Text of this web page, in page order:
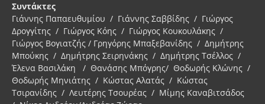
Συντάκτες
Γιάννης Παπαευθυμίου / Γιάννης Σαββίδης / Γιώργος
Δρογγίτης / Γιώργος Κόης / Γιώργος Κουκουλάκης /
Γιώργος Βογιατζής / Γρηγόρης Μπαξεβανίδης / Δημήτρης
Μπούκης / Δημήτρης Σειρηνάκης / Δημήτρης Τσέλλος /
Έλενα Βασιλάκη / Θανάσης Μπόγρης/ Θοδωρής Κλώνης /
Θοδωρής Μηνιάτης / Κώστας Αλατάς / Κώστας
Τσιρανίδης / Λευτέρης Τσουρέας / Μίμης Καναβιτσάδος